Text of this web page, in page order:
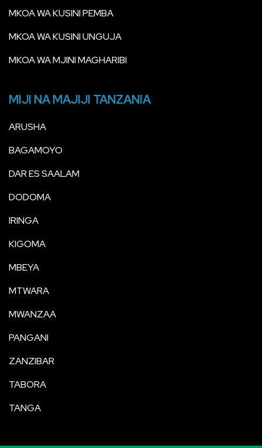
MKOA WA KUSINI PEMBA
MKOA WA KUSINI UNGUJA
MKOA WA MJINI MAGHARIBI
MIJI NA MAJIJI TANZANIA
ARUSHA
BAGAMOYO
DAR ES SAALAM
DODOMA
IRINGA
KIGOMA
MBEYA
MTWARA
MWANZAA
PANGANI
ZANZIBAR
TABORA
TANGA